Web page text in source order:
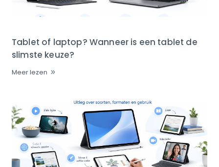
Tablet of laptop? Wanneer is een tablet de
slimste keuze?
Meer lezen